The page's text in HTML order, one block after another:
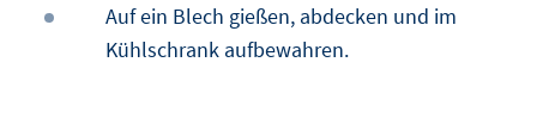
Auf ein Blech gießen, abdecken und im
Kühlschrank aufbewahren.